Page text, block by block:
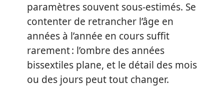
paramètres souvent sous-estimés. Se
contenter de retrancher l’âge en
années à l’année en cours suffit
rarement : l’ombre des années
bissextiles plane, et le détail des mois
ou des jours peut tout changer.